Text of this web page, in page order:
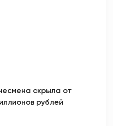
скрыла от
рублей